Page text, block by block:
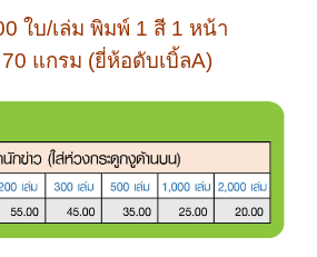
ใบ/เล่ม พิมพ์ 1 สี 1 หน้า
แกรม (ยี่ห้อดับเบิ้ลA)